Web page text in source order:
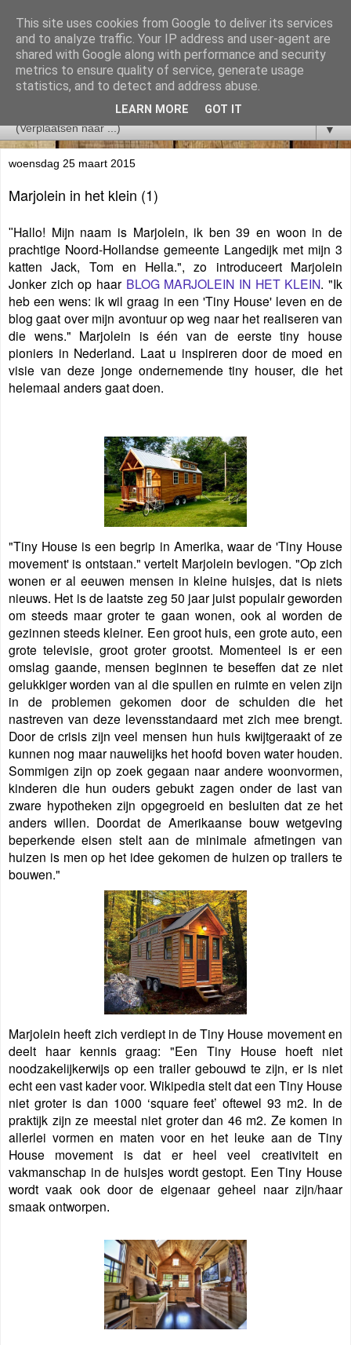
▼
woensdag 25 maart 2015
Marjolein in het klein (1)
"Hallo! Mijn naam is Marjolein, ik ben 39 en woon in de
prachtige Noord-Hollandse gemeente Langedijk met mijn 3
katten Jack, Tom en Hella.", zo introduceert Marjolein
Jonker zich op haar BLOG MARJOLEIN IN HET KLEIN. "Ik
heb een wens: ik wil graag in een 'Tiny House' leven en de
blog gaat over mijn avontuur op weg naar het realiseren van
die wens." Marjolein is één van de eerste tiny house
pioniers in Nederland. Laat u inspireren door de moed en
visie van deze jonge ondernemende tiny houser, die het
helemaal anders gaat doen.
"Tiny House is een begrip in Amerika, waar de 'Tiny House
movement' is ontstaan." vertelt Marjolein bevlogen. "Op zich
wonen er al eeuwen mensen in kleine huisjes, dat is niets
nieuws. Het is de laatste zeg 50 jaar juist populair geworden
om steeds maar groter te gaan wonen, ook al worden de
gezinnen steeds kleiner. Een groot huis, een grote auto, een
grote televisie, groot groter grootst. Momenteel is er een
omslag gaande, mensen beginnen te beseffen dat ze niet
gelukkiger worden van al die spullen en ruimte en velen zijn
in de problemen gekomen door de schulden die het
nastreven van deze levensstandaard met zich mee brengt.
Door de crisis zijn veel mensen hun huis kwijtgeraakt of ze
kunnen nog maar nauwelijks het hoofd boven water houden.
Sommigen zijn op zoek gegaan naar andere woonvormen,
kinderen die hun ouders gebukt zagen onder de last van
zware hypotheken zijn opgegroeid en besluiten dat ze het
anders willen. Doordat de Amerikaanse bouw wetgeving
beperkende eisen stelt aan de minimale afmetingen van
huizen is men op het idee gekomen de huizen op trailers te
bouwen."
Marjolein heeft zich verdiept in de Tiny House movement en
deelt haar kennis graag: "Een Tiny House hoeft niet
noodzakelijkerwijs op een trailer gebouwd te zijn, er is niet
echt een vast kader voor. Wikipedia stelt dat een Tiny House
niet groter is dan 1000 ‘square feet’ oftewel 93 m2. In de
praktijk zijn ze meestal niet groter dan 46 m2. Ze komen in
allerlei vormen en maten voor en het leuke aan de Tiny
House movement is dat er heel veel creativiteit en
vakmanschap in de huisjes wordt gestopt. Een Tiny House
wordt vaak ook door de eigenaar geheel naar zijn/haar
smaak ontworpen.
This site uses cookies from Google to deliver its services
and to analyze traffic. Your IP address and user-agent are
shared with Google along with performance and security
metrics to ensure quality of service, generate usage
statistics, and to detect and address abuse.
LEARN MORE GOT IT